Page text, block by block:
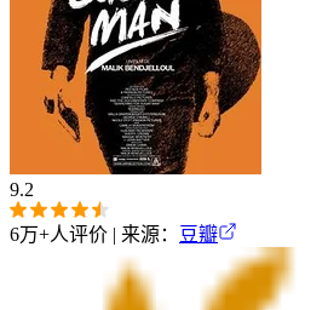
9.2
6万+人评价 | 来源： 豆瓣